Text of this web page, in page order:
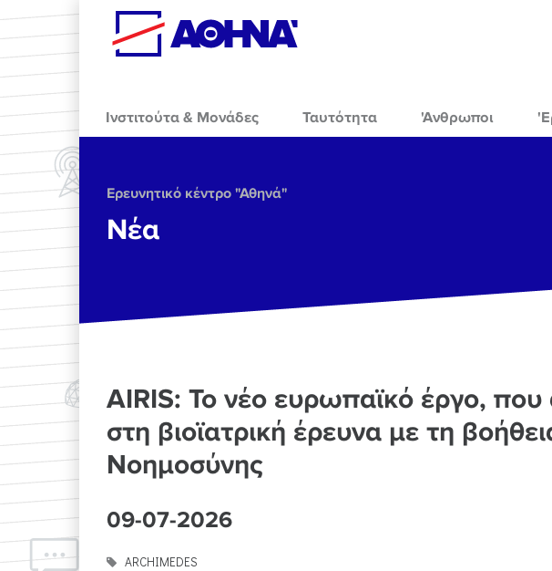
Skip to main content
Ινστιτούτα & Μονάδες Ταυτότητα 'Ανθρωποι
Ερευνητικό κέντρο "Αθηνά"
Νέα
AIRIS: Το νέο ευρωπαϊκό έργο, που
στη βιοϊατρική έρευνα με τη
Νοημοσύνης
09-07-2026
ARCHIMEDES